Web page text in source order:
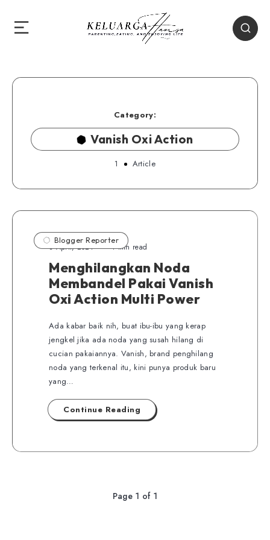
Category:
Vanish Oxi Action
1 Article
Blogger Reporter
3 April, 2021 4 min read
Menghilangkan Noda
Membandel Pakai Vanish
Oxi Action Multi Power
Ada kabar baik nih, buat ibu-ibu yang kerap
jengkel jika ada noda yang susah hilang di
cucian pakaiannya. Vanish, brand penghilang
noda yang terkenal itu, kini punya produk baru
yang…
Continue Reading
Page 1 of 1